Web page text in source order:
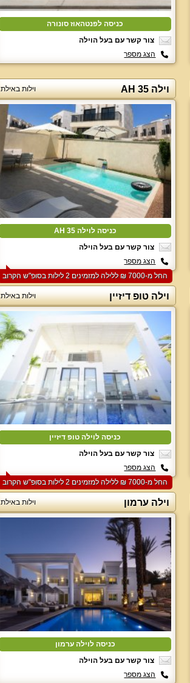
כניסה לפנטהאוז סונורה
צור קשר עם בעל הוילה
הצג מספר
וילה AH 35 וילות באילת
כניסה לוילה AH 35
צור קשר עם בעל הוילה
הצג מספר
החל מ-‏7000 ₪ ללילה למזמינים 2 לילות בסופ"ש הקרוב
וילה טופ דיזיין וילות באילת
כניסה לוילה טופ דיזיין
צור קשר עם בעל הוילה
הצג מספר
החל מ-‏7000 ₪ ללילה למזמינים 2 לילות בסופ"ש הקרוב
וילה ערמון וילות באילת
כניסה לוילה ערמון
צור קשר עם בעל הוילה
הצג מספר